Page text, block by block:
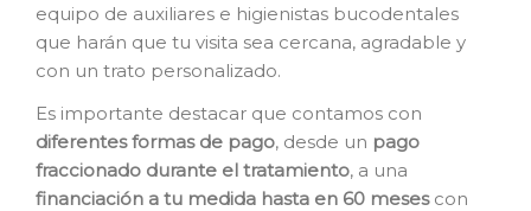
equipo de auxiliares e higienistas bucodentales
que harán que tu visita sea cercana, agradable y
con un trato personalizado.
Es importante destacar que contamos con
diferentes formas de pago, desde un pago
fraccionado durante el tratamiento, a una
financiación a tu medida hasta en 60 mesescon